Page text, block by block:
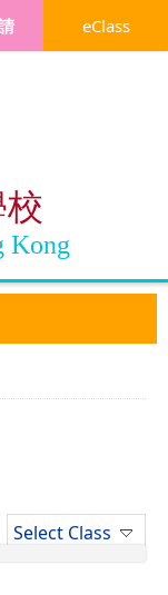
Kong
eClass
Select Class